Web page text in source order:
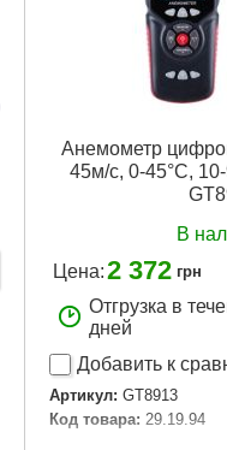
Анемометр
45м/с, 0-45°C,
В
Цена:2 372 грн
Отгрузка в
дней
Добавить к
Артикул: GT8913
Код товара: 29.19.94